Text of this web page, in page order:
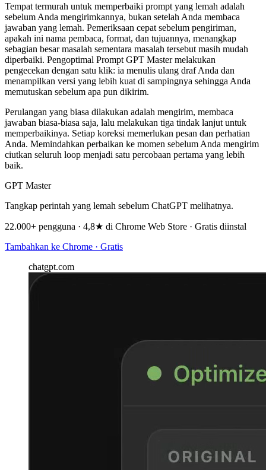
Tempat termurah untuk memperbaiki prompt yang lemah adalah
sebelum Anda mengirimkannya, bukan setelah Anda membaca
jawaban yang lemah. Pemeriksaan cepat sebelum pengiriman,
apakah ini nama pembaca, format, dan tujuannya, menangkap
sebagian besar masalah sementara masalah tersebut masih mudah
diperbaiki. Pengoptimal Prompt GPT Master melakukan
pengecekan dengan satu klik: ia menulis ulang draf Anda dan
menampilkan versi yang lebih kuat di sampingnya sehingga Anda
memutuskan sebelum apa pun dikirim.
Perulangan yang biasa dilakukan adalah mengirim, membaca
jawaban biasa-biasa saja, lalu melakukan tiga tindak lanjut untuk
memperbaikinya. Setiap koreksi memerlukan pesan dan perhatian
Anda. Memindahkan perbaikan ke momen sebelum Anda mengirim
ciutkan seluruh loop menjadi satu percobaan pertama yang lebih
baik.
GPT Master
Tangkap perintah yang lemah sebelum ChatGPT melihatnya.
22.000+ pengguna · 4,8★ di Chrome Web Store · Gratis diinstal
Tambahkan ke Chrome · Gratis
chatgpt.com